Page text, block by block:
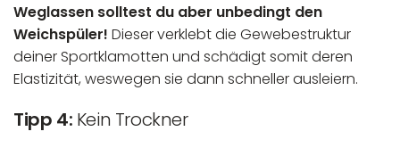
Weglassen solltest du aber unbedingt den
Weichspüler! Dieser verklebt die Gewebestruktur
deiner Sportklamotten und schädigt somit deren
Elastizität, weswegen sie dann schneller ausleiern.
Tipp 4: Kein Trockner